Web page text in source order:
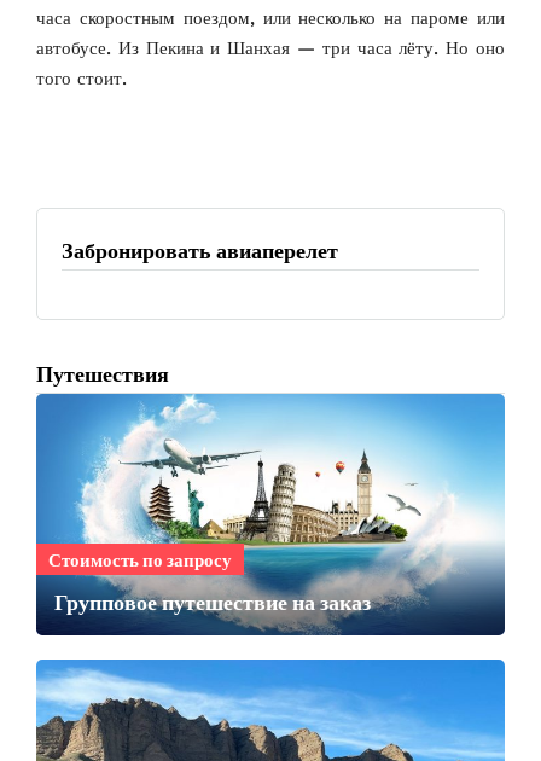
часа скоростным поездом, или несколько на пароме или
автобусе. Из Пекина и Шанхая — три часа лёту. Но оно
того стоит.
Забронировать авиаперелет
Путешествия
Стоимость по запросу
Групповое путешествие на заказ